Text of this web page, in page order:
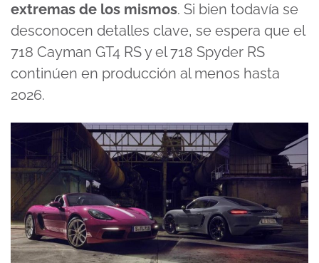
extremas de los mismos. Si bien todavía se
desconocen detalles clave, se espera que el
718 Cayman GT4 RS y el 718 Spyder RS
continúen en producción al menos hasta
2026.